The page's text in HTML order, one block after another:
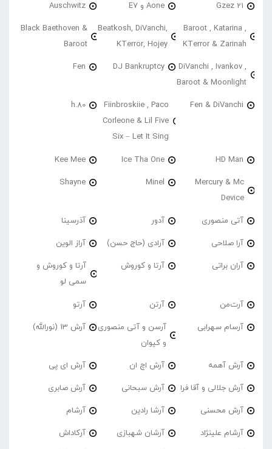
21 Gzez Aone و E7 Auschwitz
Baroot , Katarina ,
KTerror & Zarinah
Beatkosh, DiVanchi,
KTerror, Hojey
Black Baethoven &
Baroot
DiVanchi , Ivankov ,
Baroot & Moonlight
DJ Bankruptcy
Fen
Fen & DiVanchi
Fiinbroskiie , Paco
Corleone & Lil Five
Six – Let It Sing
h.80
HD Man
Ice Tha One
Kee Mee
Mercury & Mc
Device
Minel
Shayne
آتی منصوری آدور آذرسینا
آرا صلاحی آرادی (حاج حسن) آراز الوین
آران براتی آرتا و کوروش
آرتا و کوروش و
سمی لو
آرت‌من آرتن آرتو
آرسام سهرابی
آرسن و آتی منصوری
و کیوان
آرش 13 (نورالله)
آرش آهمه آرش اچ ان آرش ای پی
آرش جلالی و آقا فرا آرش سبحانی آرش صابری
آرش محسنی آرشا رادین آرشام
آرشام علینژاد آرشان شهبازی آرکاداش